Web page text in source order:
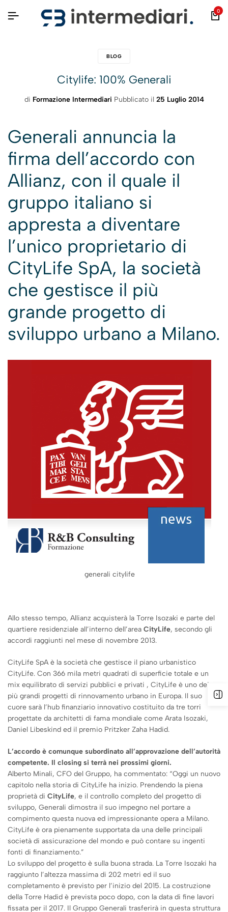
0
BLOG
Citylife: 100% Generali
di Formazione Intermediari Pubblicato il 25 Luglio 2014
Generali annuncia la
firma dell’accordo con
Allianz, con il quale il
gruppo italiano si
appresta a diventare
l’unico proprietario di
CityLife SpA, la società
che gestisce il più
grande progetto di
sviluppo urbano a Milano.
generali citylife
Allo stesso tempo, Allianz acquisterà la Torre Isozaki e parte del
quartiere residenziale all’interno dell’area CityLife, secondo gli
accordi raggiunti nel mese di novembre 2013.
CityLife SpA è la società che gestisce il piano urbanistico
CityLife. Con 366 mila metri quadrati di superficie totale e un
mix equilibrato di servizi pubblici e privati ​, CityLife è uno dei
più grandi progetti di rinnovamento urbano in Europa. Il suo
cuore sarà l’hub finanziario innovativo costituito da tre torri
progettate da architetti di fama mondiale come Arata Isozaki,
Daniel Libeskind ed il premio Pritzker Zaha Hadid.
L’accordo è comunque subordinato all’approvazione dell’autorità
competente. Il closing si terrà nei prossimi giorni.
Alberto Minali, CFO del Gruppo, ha commentato: “Oggi un nuovo
capitolo nella storia di CityLife ha inizio. Prendendo la piena
proprietà di CityLife, e il controllo completo del progetto di
sviluppo, Generali dimostra il suo impegno nel portare a
compimento questa nuova ed impressionante opera a Milano.
CityLife è ora pienamente supportata da una delle principali
società di assicurazione del mondo e può contare su ingenti
fonti di finanziamento.”
Lo sviluppo del progetto è sulla buona strada. La Torre Isozaki ha
raggiunto l’altezza massima di 202 metri ed il suo
completamento è previsto per l’inizio del 2015. La costruzione
della Torre Hadid è prevista poco dopo, con la data di fine lavori
fissata per il 2017. Il Gruppo Generali trasferirà in questa struttura